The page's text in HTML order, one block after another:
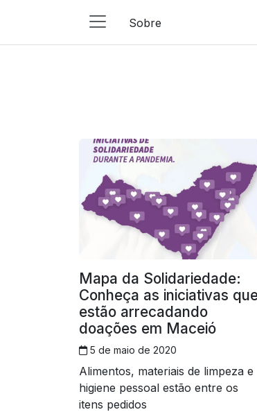
Sobre
Mapa da Solidariedade:
Conheça as iniciativas
estão arrecadando
doações em Maceió
5 de maio de 2020
Alimentos, materiais de limpeza e
higiene pessoal estão entre os
itens pedidos